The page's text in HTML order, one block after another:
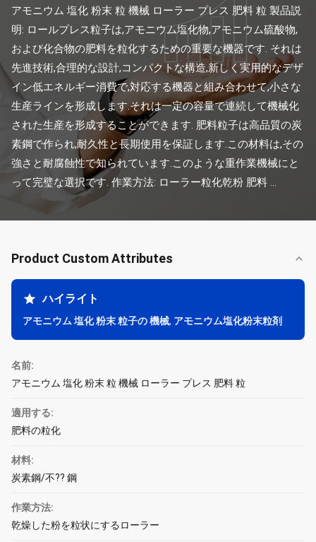
アモニウム 塩化 粉末 粒 機械 ローラー プレス 肥料 粒 製品説
明: ロールプレス粒子は,アモニウム塩化物,アモニウム硫酸物,
および化合物の肥料を粒化するための重要な機器です. それは
先進技術,合理的な設計,コンパクトな構造,新しく実用的なデザ
イン低エネルギー消費で,対応する機器と組み合わせて,小さな
生産ラインを形成します.それは一定の容量で連続して機械化
された生産を形成することができます. 肥料粒子は高品質の炭
素鋼で作られ,耐久性と長期使用を保証します.この材料は,その
強さと耐腐蝕性で知られています.このような重作業機械にと
って完璧な選択です. 作業方法: ローラー粒化乾粉 肥料 ...
Product Custom Attributes
ハイライト
アモニウム 塩化 粉末 粒子の 機械, アモニウム塩化粉末粒剤
名前:
アモニウム 塩化 粉末 粒 機械 ローラー プレス 肥料 粒
適用する:
肥料の粒化
材料:
炭素鋼/不?? 鋼
作業方法:
乾燥した粉を粒状にするローラー